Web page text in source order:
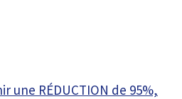
une RÉDUCTION de 95%,